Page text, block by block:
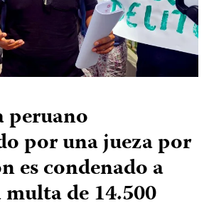
peruano
por una jueza por
es condenado a
de 14.500